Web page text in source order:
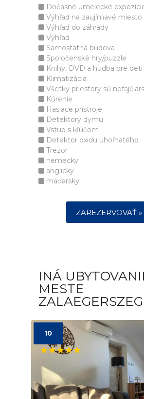
Dočasné umelecké
Výhľad na zaujímavé miesto
Výhľad do záhrady
Výhľad
Samostatná budova
Spoločenské hry/puzzle
Knihy, DVD a hudba pre deti
Klimatizácia
Všetky priestory sú
Kúrenie
Hasiace prístroje
Detektory dymu
Vstup s kľúčom
Detektor oxidu uhoľnatého
Trezor
nemecky
anglicky
maďarsky
ZAREZERVOVAŤ »
INÁ
MESTE
ZALAEGERSZEG
10